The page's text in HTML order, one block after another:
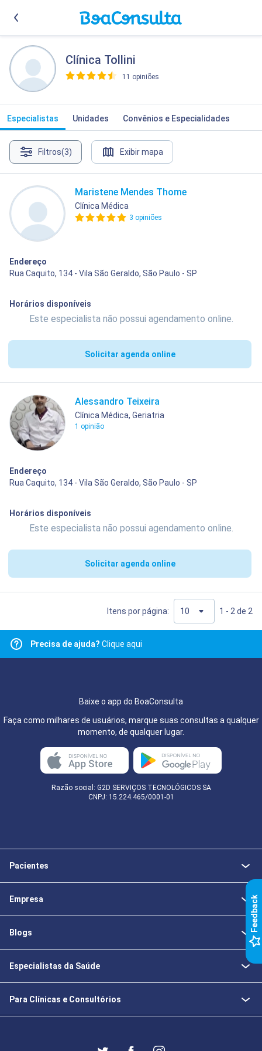
Clínica Tollini
11 opiniões
Especialistas Unidades Convênios e Especialidades
Filtros(3) Exibir mapa
Maristene Mendes Thome
Clínica Médica
3 opiniões
Endereço
Rua Caquito, 134 - Vila São Geraldo, São Paulo - SP
Horários disponíveis
Este especialista não possui agendamento online.
Solicitar agenda online
Alessandro Teixeira
Clínica Médica, Geriatria
1 opinião
Endereço
Rua Caquito, 134 - Vila São Geraldo, São Paulo - SP
Horários disponíveis
Este especialista não possui agendamento online.
Solicitar agenda online
Itens por página: 1 - 2 de 2
Precisa de ajuda? Clique aqui
Baixe o app do BoaConsulta
Faça como milhares de usuários, marque suas consultas a qualquer
momento, de qualquer lugar.
Razão social: G2D SERVIÇOS TECNOLÓGICOS SA
CNPJ: 15.224.465/0001-01
Pacientes
Empresa
Blogs
Especialistas da Saúde
Para Clínicas e Consultórios
k